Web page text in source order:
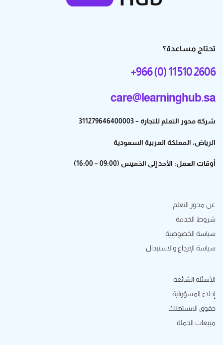
تحتاج مساعدة؟
+966 (0) 11 510 2606
care@learninghub.sa
شركة محور التعلم للتجارة – 311279646400003
الرياض، المملكة العربية السعودية
أوقات العمل: الأحد إلى الخميس (09:00 – 16:00)
عن محور التعلم
شروط الخدمة
سياسة الخصوصية
سياسة الإرجاع والاستبدال
الأسئلة الشائعة
إخلاء المسؤولية
حقوق المستهلك
مبيعات الجملة